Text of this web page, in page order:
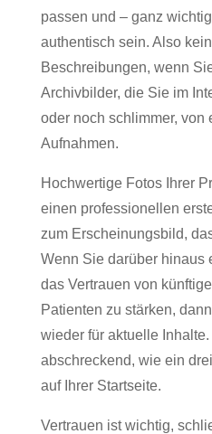
passen und – ganz
authentisch sein. Also kein
Beschreibungen, wenn
Archivbilder, die Sie im
oder noch schlimmer, von
Aufnahmen.
Hochwertige Fotos Ihrer
einen professionellen
zum Erscheinungsbild,
Wenn Sie darüber hinaus
das Vertrauen von
Patienten zu stärken,
wieder für aktuelle
abschreckend, wie ein
auf Ihrer Startseite.
Vertrauen ist wichtig,